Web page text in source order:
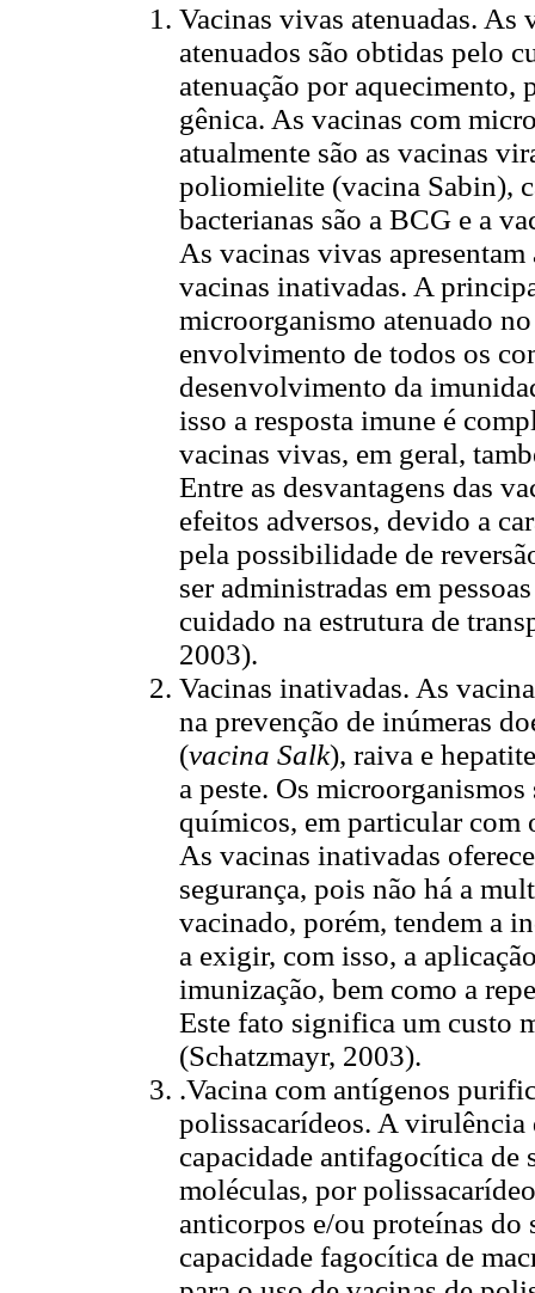
Vacinas vivas atenuadas.
atenuados são obtidas pelo
atenuação por aquecimento,
gênica. As vacinas com
atualmente são as vacinas
poliomielite (vacina Sabin),
bacterianas são a BCG e a
As vacinas vivas
vacinas inativadas. A
microorganismo atenuado
envolvimento de todos os
desenvolvimento da
isso a resposta imune é
vacinas vivas, em geral,
Entre as desvantagens das
efeitos adversos, devido a
pela possibilidade de
ser administradas em
cuidado na estrutura de
2003).
Vacinas inativadas. As
na prevenção de inúmeras
(vacina Salk), raiva e
a peste. Os
químicos, em particular com
As vacinas inativadas
segurança, pois não há a
vacinado, porém, tendem a
a exigir, com isso, a
imunização, bem como a
Este fato significa um custo
(Schatzmayr, 2003).
.Vacina com antígenos
polissacarídeos. A virulência
capacidade antifagocítica de
moléculas, por
anticorpos e/ou proteínas do
capacidade fagocítica de